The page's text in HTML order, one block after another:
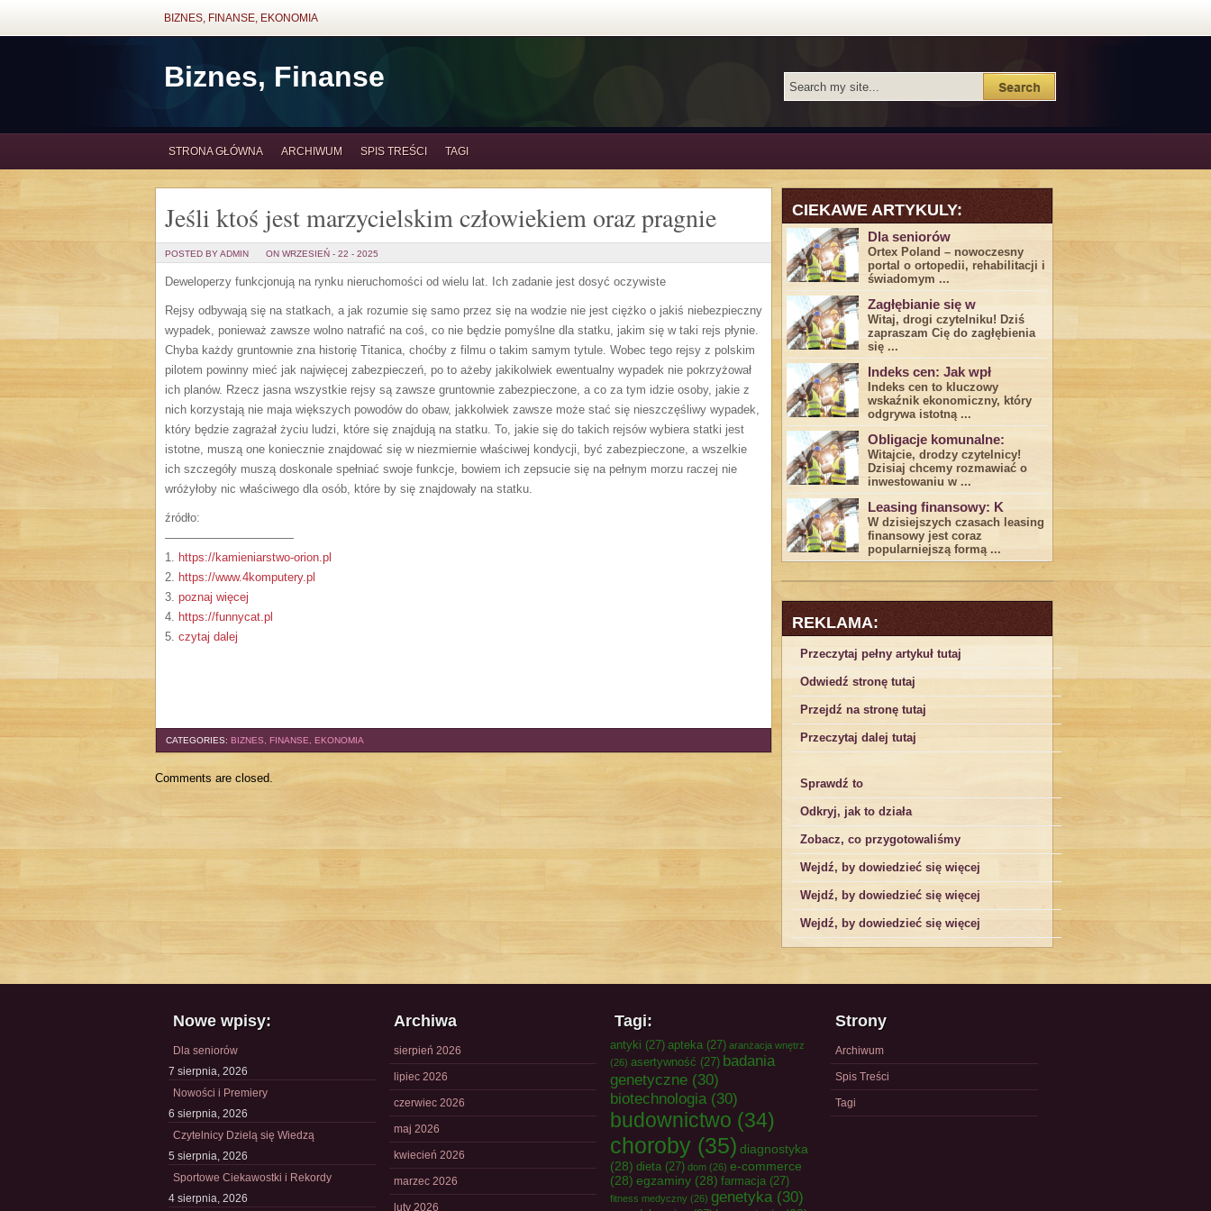
BIZNES, FINANSE, EKONOMIA
Biznes, Finanse
STRONA GŁÓWNA ARCHIWUM SPIS TREŚCI TAGI
Jeśli ktoś jest marzycielskim człowiekiem oraz pragnie
POSTED BY ADMIN ON WRZESIEŃ - 22 - 2025
Deweloperzy funkcjonują na rynku nieruchomości od wielu lat. Ich zadanie jest dosyć oczywiste
Rejsy odbywają się na statkach, a jak rozumie się samo przez się na wodzie nie jest ciężko o jakiś niebezpieczny
wypadek, ponieważ zawsze wolno natrafić na coś, co nie będzie pomyślne dla statku, jakim się w taki rejs płynie.
Chyba każdy gruntownie zna historię Titanica, choćby z filmu o takim samym tytule. Wobec tego rejsy z polskim
pilotem powinny mieć jak najwięcej zabezpieczeń, po to ażeby jakikolwiek ewentualny wypadek nie pokrzyżował
ich planów. Rzecz jasna wszystkie rejsy są zawsze gruntownie zabezpieczone, a co za tym idzie osoby, jakie z
nich korzystają nie maja większych powodów do obaw, jakkolwiek zawsze może stać się nieszczęśliwy wypadek,
który będzie zagrażał życiu ludzi, które się znajdują na statku. To, jakie się do takich rejsów wybiera statki jest
istotne, muszą one koniecznie znajdować się w niezmiernie właściwej kondycji, być zabezpieczone, a wszelkie
ich szczegóły muszą doskonale spełniać swoje funkcje, bowiem ich zepsucie się na pełnym morzu raczej nie
wróżyłoby nic właściwego dla osób, które by się znajdowały na statku.
źródło:
———————————
1. https://kamieniarstwo-orion.pl
2. https://www.4komputery.pl
3. poznaj więcej
4. https://funnycat.pl
5. czytaj dalej
CATEGORIES: BIZNES, FINANSE, EKONOMIA
Comments are closed.
CIEKAWE ARTYKULY:
Dla seniorów
Ortex Poland – nowoczesny
portal o ortopedii, rehabilitacji i
świadomym ...
Zagłębianie się w
Witaj, drogi ⁤czytelniku! Dziś
zapraszam Cię do‍ zagłębienia
‍się⁢ ...
Indeks cen: Jak wpł
Indeks cen to kluczowy
wskaźnik ekonomiczny, który
odgrywa ​istotną ...
Obligacje komunalne:
Witajcie, drodzy czytelnicy!
Dzisiaj chcemy rozmawiać o
inwestowaniu w ...
Leasing finansowy: K
W dzisiejszych czasach leasing ​
finansowy jest ⁢coraz
popularniejszą formą ...
REKLAMA:
Przeczytaj pełny artykuł tutaj
Odwiedź stronę tutaj
Przejdź na stronę tutaj
Przeczytaj dalej tutaj
Sprawdź to
Odkryj, jak to działa
Zobacz, co przygotowaliśmy
Wejdź, by dowiedzieć się więcej
Wejdź, by dowiedzieć się więcej
Wejdź, by dowiedzieć się więcej
Nowe wpisy:
Dla seniorów
7 sierpnia, 2026
Nowości i Premiery
6 sierpnia, 2026
Czytelnicy Dzielą się Wiedzą
5 sierpnia, 2026
Sportowe Ciekawostki i Rekordy
4 sierpnia, 2026
Archiwa
sierpień 2026
lipiec 2026
czerwiec 2026
maj 2026
kwiecień 2026
marzec 2026
luty 2026
Tagi:
antyki (27) apteka (27) aranżacja wnętrz
(26) asertywność (27) badania
genetyczne (30)
biotechnologia(30)
budownictwo (34)
choroby (35) diagnostyka
(28) dieta (27) dom (26) e-commerce
(28) egzaminy (28) farmacja (27)
fitness medyczny (26) genetyka(30)
Strony
Archiwum
Spis Treści
Tagi